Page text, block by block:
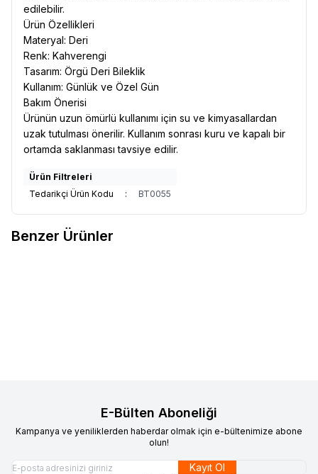
edilebilir.
Ürün Özellikleri
Materyal: Deri
Renk: Kahverengi
Tasarım: Örgü Deri Bileklik
Kullanım: Günlük ve Özel Gün
Bakım Önerisi
Ürünün uzun ömürlü kullanımı için su ve kimyasallardan
uzak tutulması önerilir. Kullanım sonrası kuru ve kapalı bir
ortamda saklanması tavsiye edilir.
Ürün Filtreleri
Tedarikçi Ürün Kodu
: BT0055
Benzer Ürünler
E-Bülten Aboneliği
Kampanya ve yeniliklerden haberdar olmak için e-bültenimize abone
olun!
Kayıt Ol